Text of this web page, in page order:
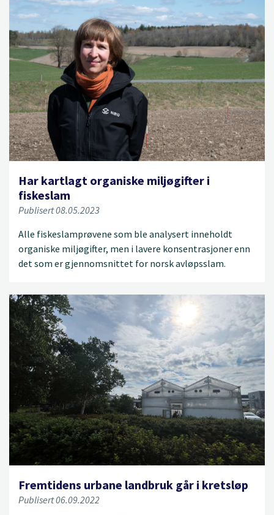
Har kartlagt organiske miljøgifter i
fiskeslam
Publisert 08.05.2023
Alle fiskeslamprøvene som ble analysert inneholdt
organiske miljøgifter, men i lavere konsentrasjoner enn
det som er gjennomsnittet for norsk avløpsslam.
Fremtidens urbane landbruk går i kretsløp
Publisert 06.09.2022